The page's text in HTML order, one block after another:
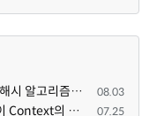
R\F\Password::checkPassword 함수 해시 알고리즘을 암시적으로 호출하는 경우 Argon2id 해시 비교 실패 08.03
[page] 위젯 페이지 편집 화면에서 위젯이 Context의 module_info를 덮어쓰면 저장이 ERR_ACT_IS_NOT_STANDALONE으로 실패 07.25